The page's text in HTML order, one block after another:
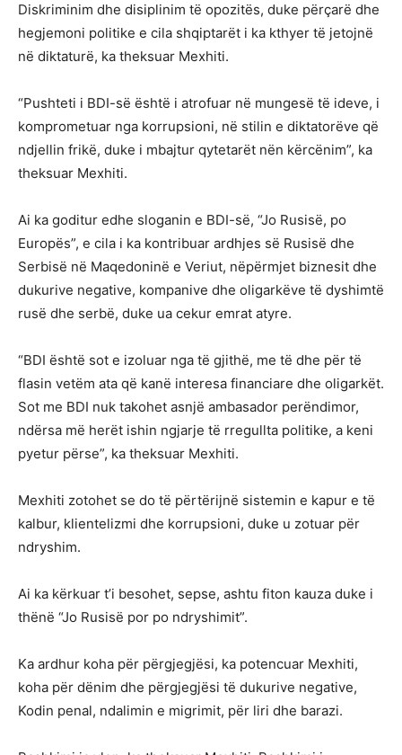
Diskriminim dhe disiplinim të opozitës, duke përçarë dhe
hegjemoni politike e cila shqiptarët i ka kthyer të jetojnë
në diktaturë, ka theksuar Mexhiti.
“Pushteti i BDI-së është i atrofuar në mungesë të ideve, i
komprometuar nga korrupsioni, në stilin e diktatorëve që
ndjellin frikë, duke i mbajtur qytetarët nën kërcënim”, ka
theksuar Mexhiti.
Ai ka goditur edhe sloganin e BDI-së, “Jo Rusisë, po
Europës”, e cila i ka kontribuar ardhjes së Rusisë dhe
Serbisë në Maqedoninë e Veriut, nëpërmjet biznesit dhe
dukurive negative, kompanive dhe oligarkëve të dyshimtë
rusë dhe serbë, duke ua cekur emrat atyre.
“BDI është sot e izoluar nga të gjithë, me të dhe për të
flasin vetëm ata që kanë interesa financiare dhe oligarkët.
Sot me BDI nuk takohet asnjë ambasador perëndimor,
ndërsa më herët ishin ngjarje të rregullta politike, a keni
pyetur përse”, ka theksuar Mexhiti.
Mexhiti zotohet se do të përtërijnë sistemin e kapur e të
kalbur, klientelizmi dhe korrupsioni, duke u zotuar për
ndryshim.
Ai ka kërkuar t’i besohet, sepse, ashtu fiton kauza duke i
thënë “Jo Rusisë por po ndryshimit”.
Ka ardhur koha për përgjegjësi, ka potencuar Mexhiti,
koha për dënim dhe përgjegjësi të dukurive negative,
Kodin penal, ndalimin e migrimit, për liri dhe barazi.